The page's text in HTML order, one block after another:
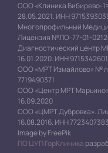
ООО «Клиника Бибирево-
28.05.2021. ИНН
Многопрофильный
Лицензия №ЛО-77-01-
Диагностический центр
16.01.2020. ИНН 9715342601
ООО «МРТ Измайлово» №
7719490371
ООО «Центр МРТ
16.09.2020
ООО «ЦМРТ Дубровка».
16.08.2016. ИНН 7723407383
Image by FreePik
ПО ЦУП ГорКлиника